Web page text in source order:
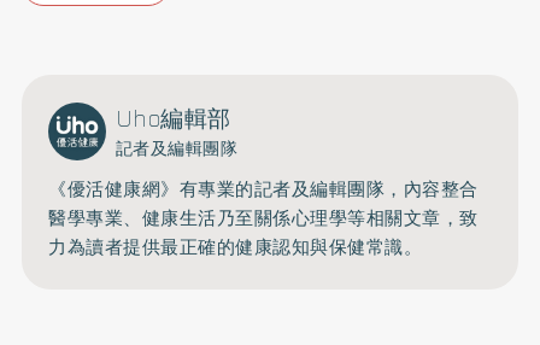
Uho編輯部
記者及編輯團隊
《優活健康網》有專業的記者及編輯團隊，內容整合
醫學專業、健康生活乃至關係心理學等相關文章，致
力為讀者提供最正確的健康認知與保健常識。